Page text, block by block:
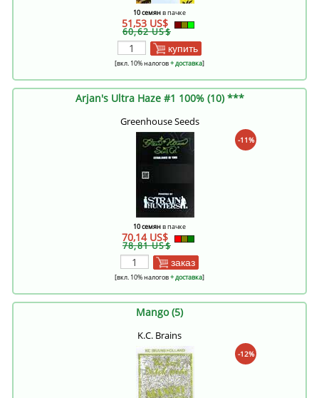
10 семянв пачке
51,53 US$
60,62 US$
купить
[вкл. 10% налогов+ доставка]
Arjan's Ultra Haze #1 100% (10) ***
Greenhouse Seeds
-11%
10 семянв пачке
70,14 US$
78,81 US$
заказ
[вкл. 10% налогов+ доставка]
Mango (5)
K.C. Brains
-12%